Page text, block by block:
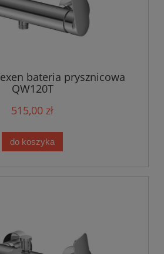
bateria prysznicowa
QW120T
515,00 zł
do koszyka